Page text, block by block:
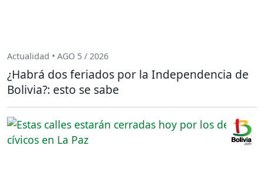
Actualidad • AGO 5 / 2026
¿Habrá dos feriados por la Independencia de
Bolivia?: esto se sabe